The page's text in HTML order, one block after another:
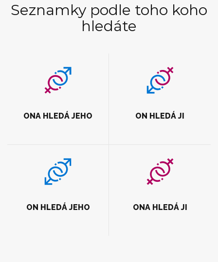
Seznamky podle toho koho
hledáte
ONA HLEDÁ JEHO ON HLEDÁ JI
ON HLEDÁ JEHO ONA HLEDÁ JI